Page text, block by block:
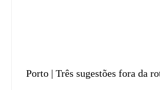
Porto | Três sugestões fora da